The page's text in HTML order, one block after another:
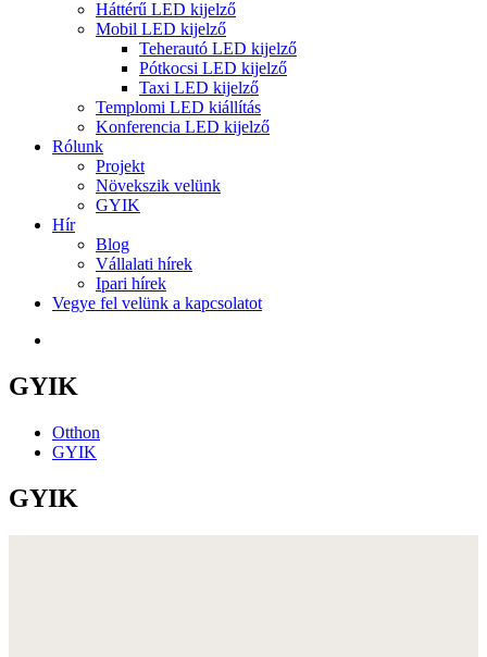
Háttérű LED kijelző
Mobil LED kijelző
Teherautó LED kijelző
Pótkocsi LED kijelző
Taxi LED kijelző
Templomi LED kiállítás
Konferencia LED kijelző
Rólunk
Projekt
Növekszik velünk
GYIK
Hír
Blog
Vállalati hírek
Ipari hírek
Vegye fel velünk a kapcsolatot
GYIK
Otthon
GYIK
GYIK